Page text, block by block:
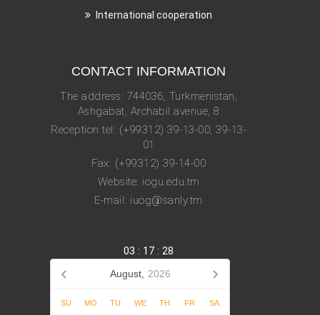
International cooperation
CONTACT INFORMATION
The address: 744036, Turkmenistan,
Ashgabat, Archabil avenue, 8
Reception tel: (+99312) 39-13-00, 39-13-
01
Fax: (+99312) 39-14-00
Website: iogu.edu.tm
E-mail: iuog@sanly.tm
03 : 17 : 32
August, 2026
SU MO TU WE TH FR SA